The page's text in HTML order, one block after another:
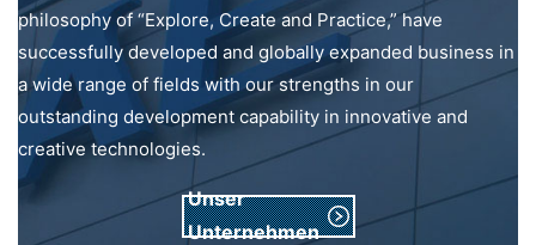
philosophy of “Explore, Create and Practice,” have
successfully developed and globally expanded business in
a wide range of fields with our strengths in our
outstanding development capability in innovative and
creative technologies.
Unser
Unternehmen